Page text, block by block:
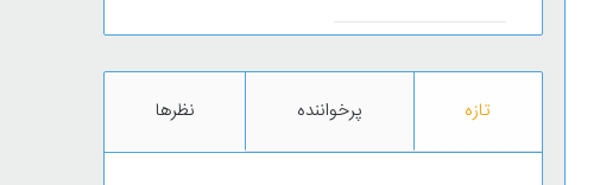
تازه پرخواننده نظرها